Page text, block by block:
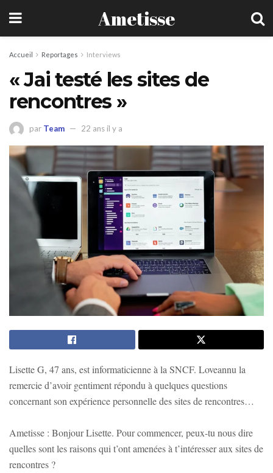
Ametisse
Accueil Reportages Interviews
« Jai testé les sites de
rencontres »
par Team 22 ans il y a
Lisette G, 47 ans, est informaticienne à la SNCF. Loveannu la
remercie d’avoir gentiment répondu à quelques questions
concernant son expérience personnelle des sites de rencontres…
Ametisse : Bonjour Lisette. Pour commencer, peux-tu nous dire
quelles sont les raisons qui t’ont amenées à t’intéresser aux sites de
rencontres ?